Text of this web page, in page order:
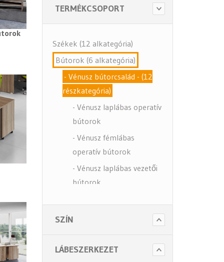
TERMÉKCSOPORT
Székek (12 alkategória)
Bútorok (6 alkategória)
- Vénusz bútorcsalád - (12
részkategória)
- Vénusz laplábas operatív
bútorok
- Vénusz fémlábas
operatív bútorok
- Vénusz laplábas vezetői
bútorok
- Vénusz tárgyaló asztalok
- Vénusz konténerek
SZÍN
LÁBESZERKEZET